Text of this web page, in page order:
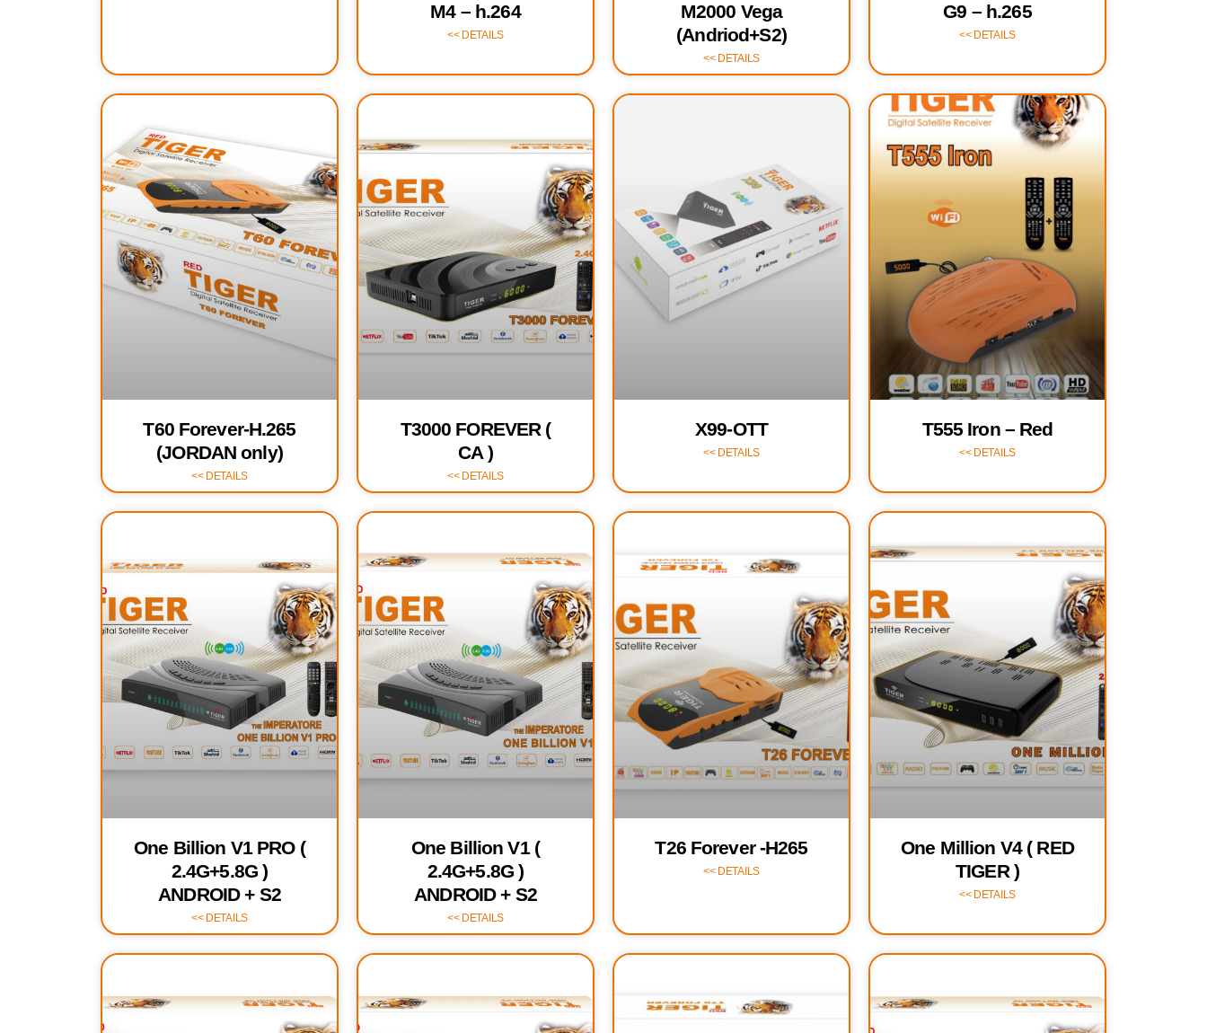
G9 – h.265
DETAILS >>
M2000 Vega
(Andriod+S2)
DETAILS >>
M4 – h.264
DETAILS >>
T555 Iron – Red
DETAILS >>
X99-OTT
DETAILS >>
T3000 FOREVER (
CA )
DETAILS >>
T60 Forever-H.265
(JORDAN only)
DETAILS >>
One Million V4 ( RED
TIGER )
DETAILS >>
T26 Forever -H265
DETAILS >>
One Billion V1 (
2.4G+5.8G )
ANDROID + S2
DETAILS >>
One Billion V1 PRO (
2.4G+5.8G )
ANDROID + S2
DETAILS >>